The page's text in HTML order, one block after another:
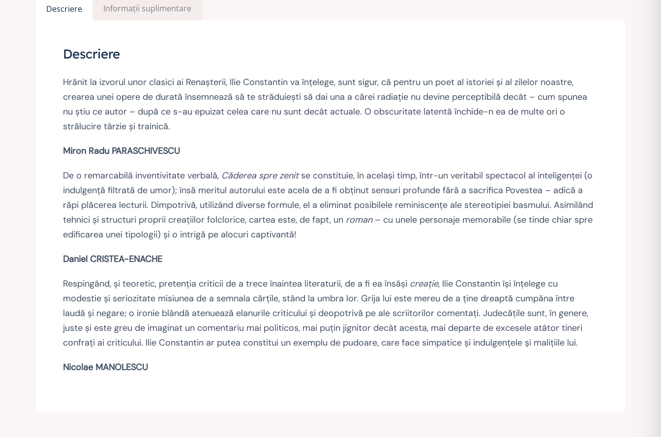
Descriere Informații suplimentare
Descriere
Hrănit la izvorul unor clasici ai Renaşterii, Ilie Constantin va înţelege, sunt sigur, că pentru un poet al istoriei şi al zilelor noastre,
crearea unei opere de durată însemnează să te străduieşti să dai una a cărei radiaţie nu devine perceptibilă decât – cum spunea
nu ştiu ce autor – după ce s-au epuizat celea care nu sunt decât actuale. O obscuritate latentă închide-n ea de multe ori o
strălucire târzie şi trainică.
Miron Radu PARASCHIVESCU
De o remarcabilă inventivitate verbală, Căderea spre zenitse constituie, în acelaşi timp, într-un veritabil spectacol al inteligenţei (o
indulgenţă filtrată de umor); însă meritul autorului este acela de a fi obţinut sensuri profunde fără a sacrifica Povestea – adică a
răpi plăcerea lecturii. Dimpotrivă, utilizând diverse formule, el a eliminat posibilele reminiscenţe ale stereotipiei basmului. Asimilând
tehnici şi structuri proprii creaţiilor folclorice, cartea este, de fapt, un roman – cu unele personaje memorabile (se tinde chiar spre
edificarea unei tipologii) şi o intrigă pe alocuri captivantă!
Daniel CRISTEA-ENACHE
Respingând, şi teoretic, pretenţia criticii de a trece înaintea literaturii, de a fi ea însăşi creaţie, Ilie Constantin îşi înţelege cu
modestie şi seriozitate misiunea de a semnala cărţile, stând la umbra lor. Grija lui este mereu de a ţine dreaptă cumpăna între
laudă şi negare; o ironie blândă atenuează elanurile criticului şi deopotrivă pe ale scriitorilor comentaţi. Judecăţile sunt, în genere,
juste şi este greu de imaginat un comentariu mai politicos, mai puţin jignitor decât acesta, mai departe de excesele atâtor tineri
confraţi ai criticului. Ilie Constantin ar putea constitui un exemplu de pudoare, care face simpatice şi indulgenţele şi maliţiile lui.
Nicolae MANOLESCU